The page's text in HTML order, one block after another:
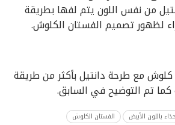
من نفس اللون يتم لفها بطريقة
لظهور تصميم الفستان الكلوش.
مع طرحة دانتيل بأكثر من طريقة
كما تم التوضيح في السابق.
باللون الأبيض
الفستان الكلوش